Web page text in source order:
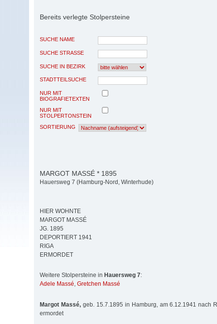
Bereits verlegte Stolpersteine
SUCHE NAME
SUCHE STRASSE
SUCHE IN BEZIRK
STADTTEILSUCHE
NUR MIT
BIOGRAFIETEXTEN
NUR MIT
STOLPERTONSTEIN
SORTIERUNG
MARGOT MASSÉ * 1895
Hauersweg 7 (Hamburg-Nord, Winterhude)
HIER WOHNTE
MARGOT MASSÉ
JG. 1895
DEPORTIERT 1941
RIGA
ERMORDET
Weitere Stolpersteine in Hauersweg 7:
Adele Massé, Gretchen Massé
Margot Massé,geb. 15.7.1895 in Hamburg, am 6.12.1941 nach
ermordet